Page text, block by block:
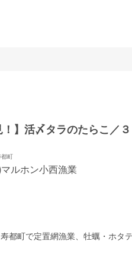
！】活〆タラのたらこ／
都町
ルホン小西漁業
都町で定置網漁業、牡蠣・ホタ